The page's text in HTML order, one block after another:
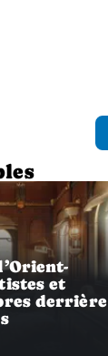
et
derrière